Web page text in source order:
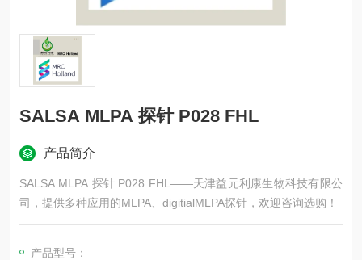
SALSA MLPA 探针 P028 FHL
产品简介
SALSA MLPA 探针 P028 FHL——天津益元利康生物科技有限公
司，提供多种应用的MLPA、digitialMLPA探针，欢迎咨询选购！
产品型号：